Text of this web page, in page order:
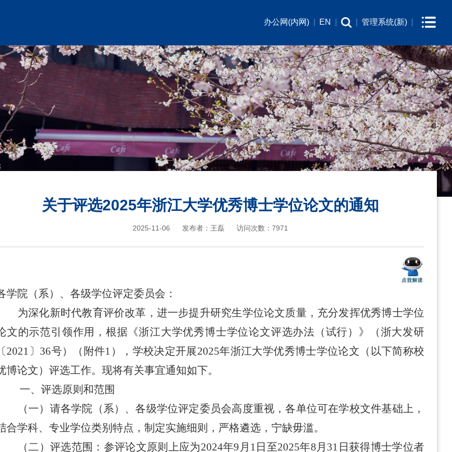
办公网(内网) EN 管理系统(新)
关于评选2025年浙江大学优秀博士学位论文的通知
2025-11-06 发布者： 王磊 访问次数： 7971
学院 （系）、各级学位评定委员会：
为深化新时代教育评价改革，进一步提升研究生学位论文质量，充分发挥优秀博士学位
文的示范引领作用， 根据《浙江大学优秀博士学位论文评选办法（试行）》（浙大发研
2021 〕 36号）（附件1 ）， 学校决定开展2025年浙江大学优秀博士学位论文 （以下简称校
博论文） 评选工作。现将有关事宜通知如下。
一、评选原则和范围
（一）请各学院（系）、各级学位评定委员会高度重视，各单位可在学校文件基础上，
合学科、专业学位类别特点，制定实施细则，严格遴选，宁缺毋滥。
（二）评选范围：参评论文原则上应为2024年9 月 1 日至2025年8月 31 日获得博士学位者